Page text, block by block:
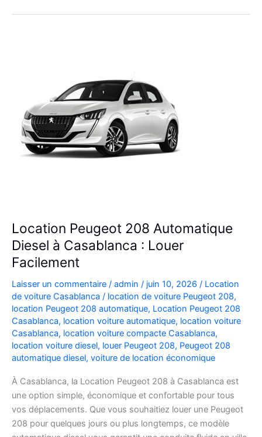
Clio
Location Peugeot 208 Automatique
Diesel à Casablanca : Louer
Facilement
Laisser un commentaire / admin / juin 10, 2026 / Location
de voiture Casablanca / location de voiture Peugeot 208,
location Peugeot 208 automatique, Location Peugeot 208
Casablanca, location voiture automatique, location voiture
Casablanca, location voiture compacte Casablanca,
location voiture diesel, louer Peugeot 208, Peugeot 208
automatique diesel, voiture de location économique
À Casablanca, la Location Peugeot 208 à Casablanca est
une option simple, économique et confortable pour tous
vos déplacements. Que vous souhaitiez louer une Peugeot
208 pour quelques jours ou plus longtemps, ce modèle